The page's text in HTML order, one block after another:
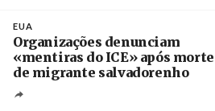
EUA
Organizações denunciam
«mentiras do ICE» após morte
de migrante salvadorenho